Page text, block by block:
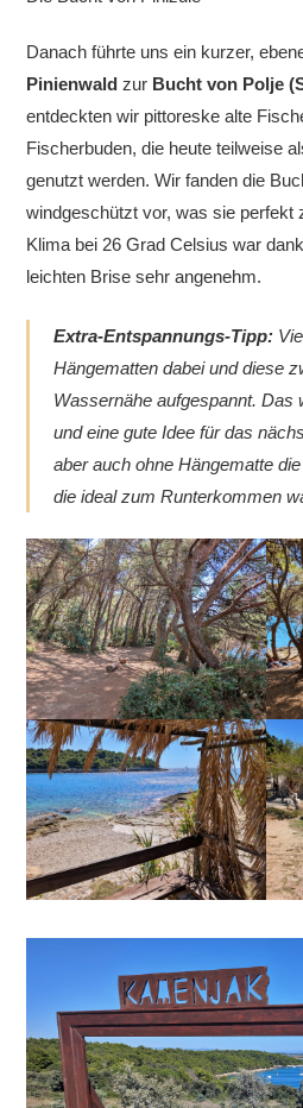
Danach führte uns ein kurzer,
Pinienwald zur Bucht von Polje
entdeckten wir pittoreske alte
Fischerbuden, die heute teilweise
genutzt werden. Wir fanden die
windgeschützt vor, was sie perfekt
Klima bei 26 Grad Celsius war
leichten Brise sehr angenehm.
Extra-Entspannungs-Tipp:
Hängematten dabei und diese
Wassernähe aufgespannt. Das
und eine gute Idee für das
aber auch ohne Hängematte
die ideal zum Runterkommen